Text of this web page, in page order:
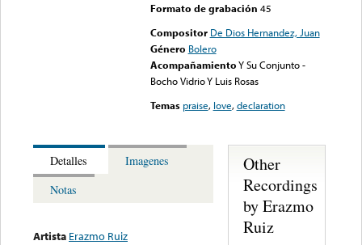
Formato de grabación 45
Compositor De Dios Hernandez, Juan
Género Bolero
AcompañamientoY Su Conjunto -
Bocho Vidrio Y Luis Rosas
Temas praise, love,declaration
Detalles
Imagenes
Notas
Artista Erazmo Ruiz
Other
Recordings
by Erazmo
Ruiz